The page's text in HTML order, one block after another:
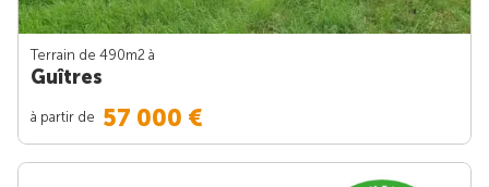
Terrain de 490m2 à
Guîtres
à partir de 57 000 €